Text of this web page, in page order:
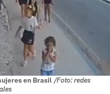
en Brasil /Foto: redes